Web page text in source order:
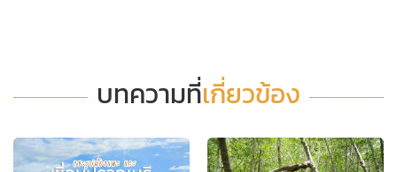
บทความที่เกี่ยวข้อง